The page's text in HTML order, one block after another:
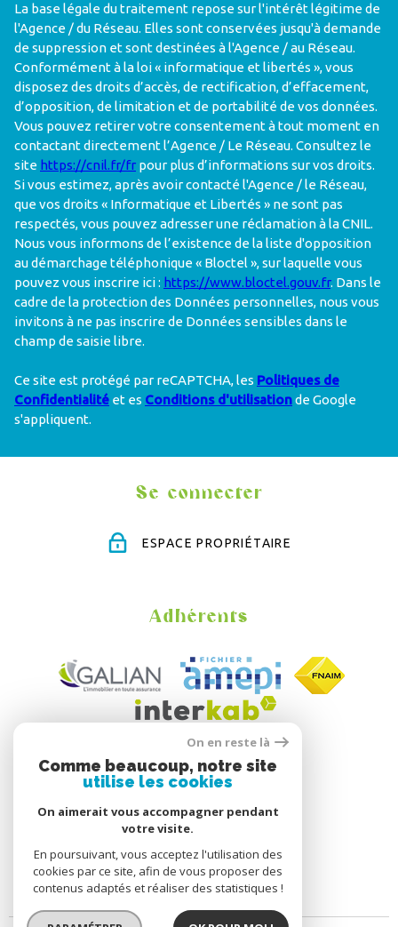
La base légale du traitement repose sur l'intérêt légitime de
l'Agence / du Réseau. Elles sont conservées jusqu'à demande
de suppression et sont destinées à l'Agence / au Réseau.
Conformément à la loi « informatique et libertés », vous
disposez des droits d’accès, de rectification, d’effacement,
d’opposition, de limitation et de portabilité de vos données.
Vous pouvez retirer votre consentement à tout moment en
contactant directement l’Agence / Le Réseau. Consultez le
site https://cnil.fr/fr pour plus d’informations sur vos droits.
Si vous estimez, après avoir contacté l'Agence / le Réseau,
que vos droits « Informatique et Libertés » ne sont pas
respectés, vous pouvez adresser une réclamation à la CNIL.
Nous vous informons de l’existence de la liste d'opposition
au démarchage téléphonique « Bloctel », sur laquelle vous
pouvez vous inscrire ici : https://www.bloctel.gouv.fr. Dans le
cadre de la protection des Données personnelles, nous vous
invitons à ne pas inscrire de Données sensibles dans le
champ de saisie libre.
Ce site est protégé par reCAPTCHA, les Politiques de
Confidentialité et es Conditions d'utilisationde Google
s'appliquent.
Se connecter
ESPACE PROPRIÉTAIRE
Adhérents
On en reste là
Comme beaucoup, notre site
utilise les cookies
On aimerait vous accompagner pendant
votre visite.
En poursuivant, vous acceptez l'utilisation des
cookies par ce site, afin de vous proposer des
contenus adaptés et réaliser des statistiques !